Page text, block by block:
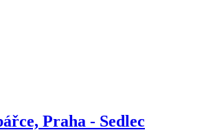
Praha - Sedlec